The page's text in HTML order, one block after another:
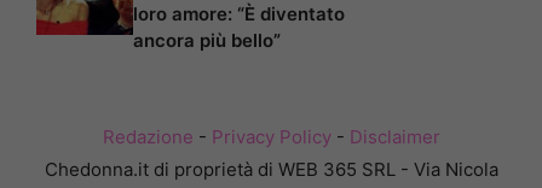
loro amore: “È diventato
ancora più bello”
Redazione - Privacy Policy- Disclaimer
Chedonna.it di proprietà di WEB 365 SRL - Via Nicola